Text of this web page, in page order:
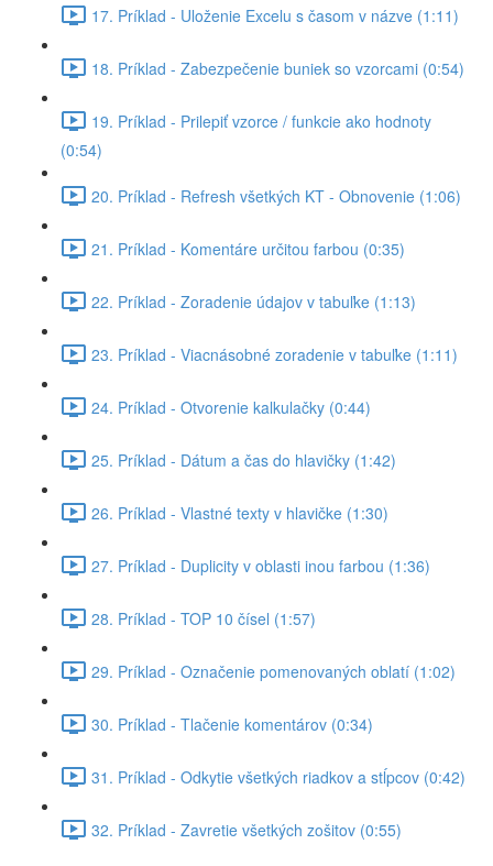
17. Príklad - Uloženie Excelu s časom v názve (1:11)
18. Príklad - Zabezpečenie buniek so vzorcami (0:54)
19. Príklad - Prilepiť vzorce / funkcie ako hodnoty
(0:54)
20. Príklad - Refresh všetkých KT - Obnovenie (1:06)
21. Príklad - Komentáre určitou farbou (0:35)
22. Príklad - Zoradenie údajov v tabuľke (1:13)
23. Príklad - Viacnásobné zoradenie v tabuľke (1:11)
24. Príklad - Otvorenie kalkulačky (0:44)
25. Príklad - Dátum a čas do hlavičky (1:42)
26. Príklad - Vlastné texty v hlavičke (1:30)
27. Príklad - Duplicity v oblasti inou farbou (1:36)
28. Príklad - TOP 10 čísel (1:57)
29. Príklad - Označenie pomenovaných oblatí (1:02)
30. Príklad - Tlačenie komentárov (0:34)
31. Príklad - Odkytie všetkých riadkov a stĺpcov (0:42)
32. Príklad - Zavretie všetkých zošitov (0:55)